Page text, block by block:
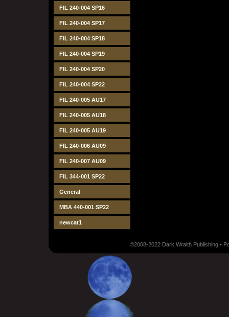
FIL 240-004 SP16
FIL 240-004 SP17
FIL 240-004 SP18
FIL 240-004 SP19
FIL 240-004 SP20
FIL 240-004 SP22
FIL 240-005 AU17
FIL 240-005 AU18
FIL 240-005 AU19
FIL 240-006 AU09
FIL 240-007 AU09
FIL 344-001 SP22
General
MBA 440-001 SP22
newcat1
©2008-2022 Dark Wraith Publishing •